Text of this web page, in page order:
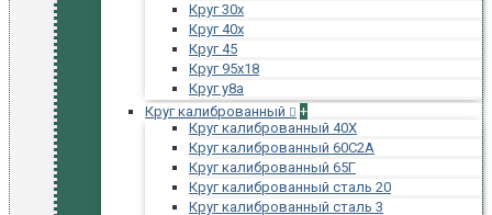
Круг 30х
Круг 40х
Круг 45
Круг 95х18
Круг у8а
Круг калиброванный
+
Круг калиброванный 40Х
Круг калиброванный 60С2А
Круг калиброванный 65Г
Круг калиброванный сталь 20
Круг калиброванный сталь 3